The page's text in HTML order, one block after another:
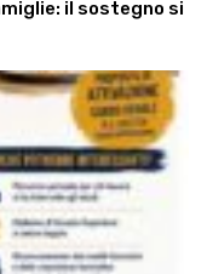
il sostegno si